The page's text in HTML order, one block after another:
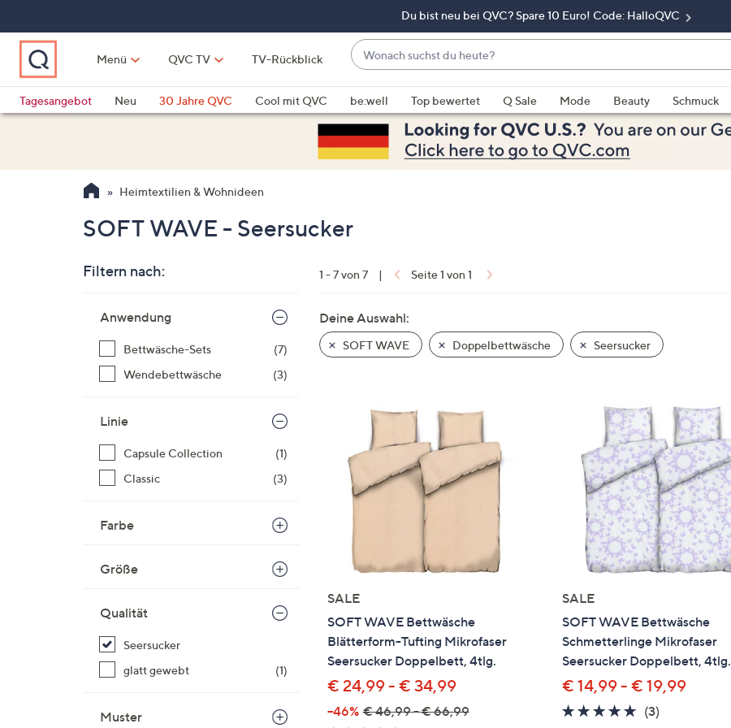
springen
Du bist neu bei QVC? Spare 10 Euro! Code: HalloQVC
Menü QVC TV TV-Rückblick
Wonach
suchst
du
heute?
Vorschläge
verfügbar
sind,
verwenden
und
unten
oder
wischen
Touch-
Geräten
nach
links
bzw.
rechts,
diese
anzuzeigen.
Tagesangebot
Neu 30 Jahre QVC Cool mit QVC be:well Top bewertet Q Sale Mode Beauty Schmuck
Heimtextilien & Wohnideen
SOFT WAVE - Seersucker
Filtern nach:
Produktliste
Anwendung
Bettwäsche-Sets
(7)
Wendebettwäsche
(3)
Linie
Capsule Collection
(1)
Classic
(3)
Farbe
Größe
Qualität
Seersucker
glatt gewebt
(1)
Muster
1 - 7 von 7 | Seite 1 von 1
Deine Auswahl:
SOFT WAVE Doppelbettwäsche Seersucker
SALE
SOFT WAVE Bettwäsche
Blätterform-Tufting Mikrofaser
Seersucker Doppelbett, 4tlg.
€ 24,99 - € 34,99
--46% € 46,99 - € 66,99
SALE
SOFT WAVE Bettwäsche
Schmetterlinge Mikrofaser
Seersucker Doppelbett, 4tlg.
€ 14,99 - € 19,99
5.0
(3)